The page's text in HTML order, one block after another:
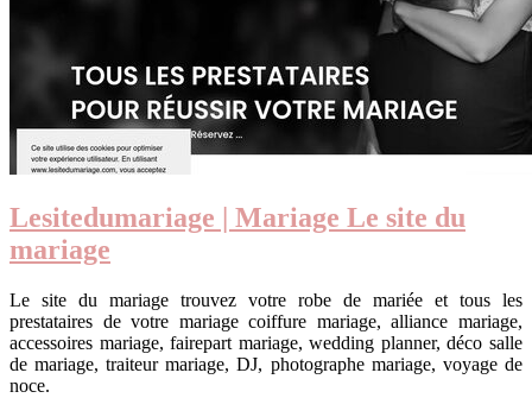
Lesitedumariage | Mariage Le site du
mariage
Le site du mariage trouvez votre robe de mariée et tous les
prestataires de votre mariage coiffure mariage, alliance mariage,
accessoires mariage, fairepart mariage, wedding planner, déco salle
de mariage, traiteur mariage, DJ, photographe mariage, voyage de
noce.